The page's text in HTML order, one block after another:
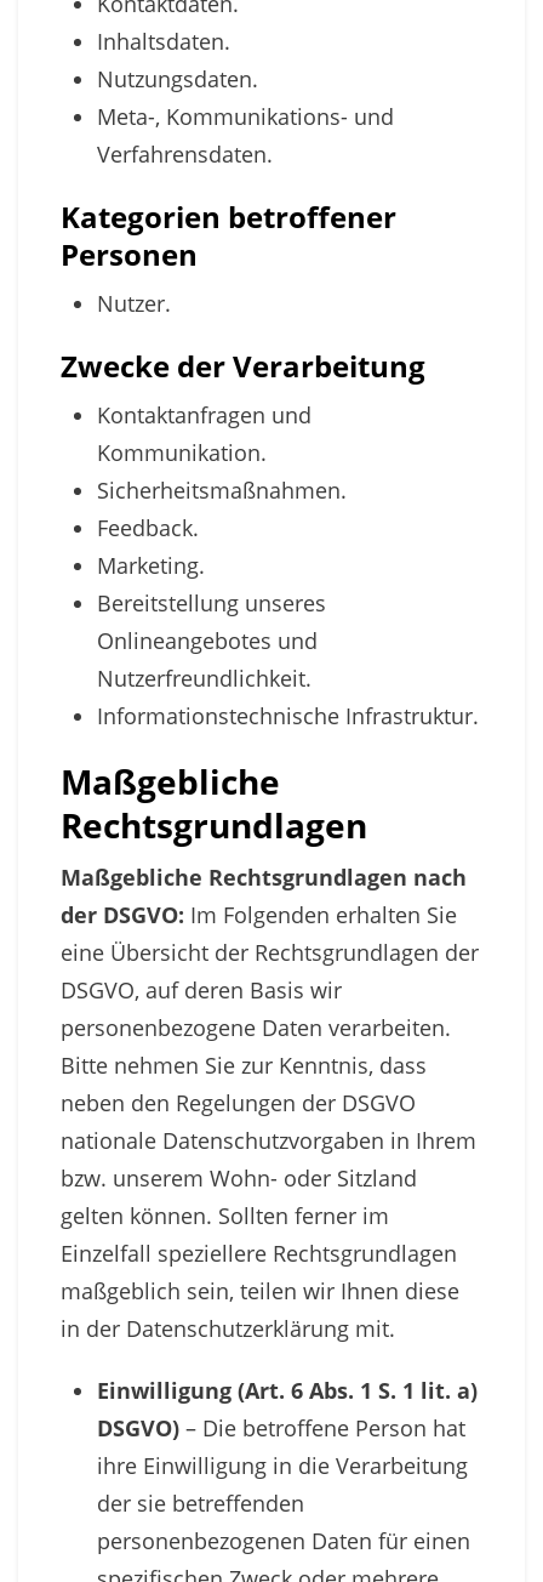
Inhaltsdaten.
Nutzungsdaten.
Meta-, Kommunikations- und
Verfahrensdaten.
Kategorien betroffener
Personen
Nutzer.
Zwecke der Verarbeitung
Kontaktanfragen und
Kommunikation.
Sicherheitsmaßnahmen.
Feedback.
Marketing.
Bereitstellung unseres
Onlineangebotes und
Nutzerfreundlichkeit.
Informationstechnische Infrastruktur.
Maßgebliche
Rechtsgrundlagen
Maßgebliche Rechtsgrundlagen nach
der DSGVO: Im Folgenden erhalten Sie
eine Übersicht der Rechtsgrundlagen der
DSGVO, auf deren Basis wir
personenbezogene Daten verarbeiten.
Bitte nehmen Sie zur Kenntnis, dass
neben den Regelungen der DSGVO
nationale Datenschutzvorgaben in Ihrem
bzw. unserem Wohn- oder Sitzland
gelten können. Sollten ferner im
Einzelfall speziellere Rechtsgrundlagen
maßgeblich sein, teilen wir Ihnen diese
in der Datenschutzerklärung mit.
Einwilligung (Art. 6 Abs. 1 S. 1 lit. a)
DSGVO) – Die betroffene Person hat
ihre Einwilligung in die Verarbeitung
der sie betreffenden
personenbezogenen Daten für einen